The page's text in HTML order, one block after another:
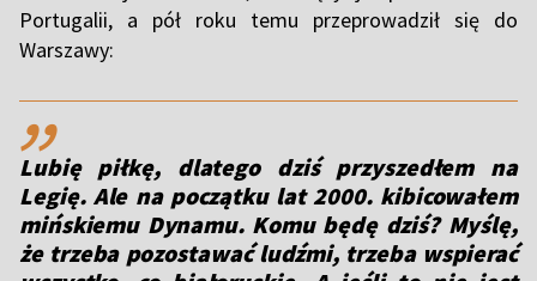
Portugalii, a pół roku temu przeprowadził się do
Warszawy:
,,
Lubię piłkę, dlatego dziś przyszedłem na
Legię. Ale na początku lat 2000. kibicowałem
mińskiemu Dynamu. Komu będę dziś? Myślę,
że trzeba pozostawać ludźmi, trzeba wspierać